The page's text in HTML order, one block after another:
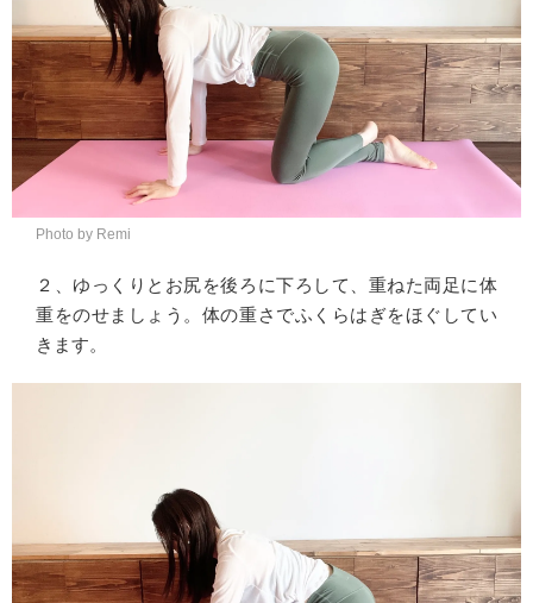
Photo by Remi
２、ゆっくりとお尻を後ろに下ろして、重ねた両足に体
重をのせましょう。体の重さでふくらはぎをほぐしてい
きます。